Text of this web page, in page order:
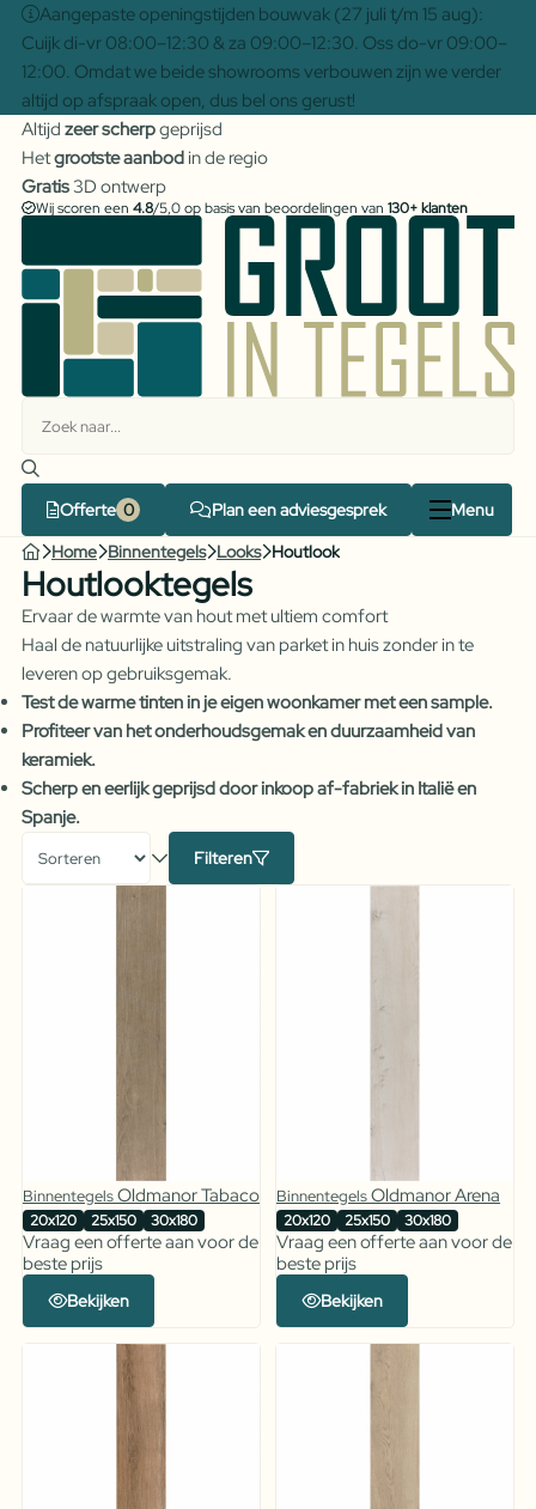
Aangepaste openingstijden bouwvak (27 juli t/m 15 aug):
Cuijk di-vr 08:00–12:30 & za 09:00–12:30. Oss do-vr 09:00–
12:00. Omdat we beide showrooms verbouwen zijn we verder
altijd op afspraak open, dus bel ons gerust!
Altijd zeer scherpgeprijsd
Hetgrootste aanbodin de regio
Gratis3D ontwerp
Wij scoren een 4.8/5,0 op basis van beoordelingen van 130+ klanten
Offerte Plan een adviesgesprek
Menu
Home Binnentegels Looks Houtlook
Houtlooktegels
Ervaar de warmte van hout met ultiem comfort
Haal de natuurlijke uitstraling van parket in huis zonder in te
leveren op gebruiksgemak.
Test de warme tinten in je eigen woonkamer met een sample.
Profiteer van het onderhoudsgemak en duurzaamheid van
keramiek.
Scherp en eerlijk geprijsd door inkoop af-fabriek in Italië en
Spanje.
Filteren
BinnentegelsOldmanor Tabaco
20x120 25x150 30x180
Vraag een offerte aan voor de
beste prijs
Bekijken
BinnentegelsOldmanor Arena
20x120 25x150 30x180
Vraag een offerte aan voor de
beste prijs
Bekijken